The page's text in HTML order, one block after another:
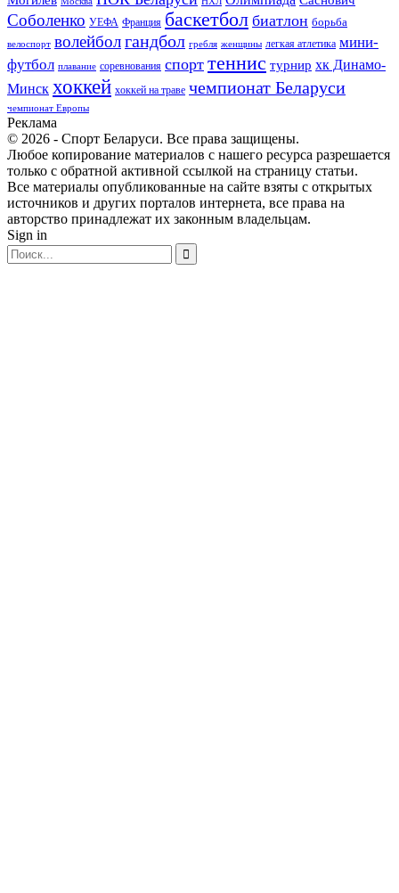
Соболенко УЕФА Франция баскетбол биатлон борьба
велоспорт волейболгандбол гребля женщины легкая атлетика мини-
футбол плавание соревнования спорт теннис турнир хк Динамо-
Минск хоккей хоккей на траве чемпионат Беларуси
чемпионат Европы
Реклама
© 2026 - Спорт Беларуси. Все права защищены.
Любое копирование материалов с нашего ресурса разрешается
только с обратной активной ссылкой на страницу статьи.
Все материалы опубликованные на сайте взяты с открытых
источников и других порталов интернета, все права на
авторство принадлежат их законным владельцам.
Sign in